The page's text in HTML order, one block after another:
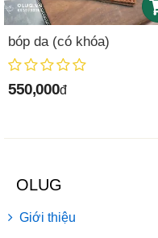
bóp da (có khóa)
550,000đ
OLUG
Giới thiệu